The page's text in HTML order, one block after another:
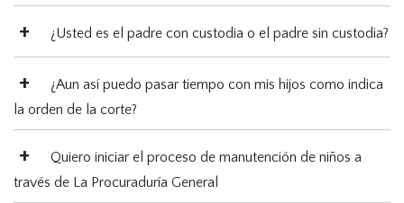
¿Usted es el padre con custodia o el padre sin custodia?
¿Aun así puedo pasar tiempo con mis hijos como indica
la orden de la corte?
Quiero iniciar el proceso de manutención de niños a
través de La Procuraduría General